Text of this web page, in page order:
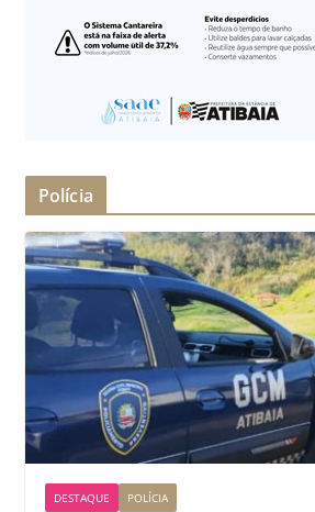
Polícia
DESTAQUE POLÍCIA